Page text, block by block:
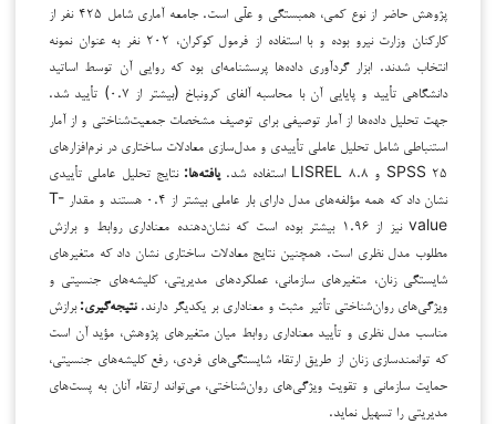
پژوهش حاضر از نوع کمی، همبستگی و علّی است. جامعه آماری شامل ۴۲۵ نفر از
کارکنان وزارت نیرو بوده و با استفاده از فرمول کوکران، ۲۰۲ نفر به عنوان نمونه
انتخاب شدند. ابزار گردآوری داده‌ها پرسشنامه‌ای بود که روایی آن توسط اساتید
دانشگاهی تأیید و پایایی آن با محاسبه آلفای کرونباخ (بیشتر از ۰.۷) تأیید شد.
جهت تحلیل داده‌ها از آمار توصیفی برای توصیف مشخصات جمعیت‌شناختی و از آمار
استنباطی شامل تحلیل عاملی تأییدی و مدل‌سازی معادلات ساختاری در نرم‌افزارهای
SPSS ۲۵ و LISREL ۸.۸ استفاده شد.
یافته‌ها: نتایج تحلیل عاملی تأییدی
نشان داد که همه مؤلفه‌های مدل دارای بار عاملی بیشتر از ۰.۴ هستند و مقدار T-
value نیز از ۱.۹۶ بیشتر بوده است که نشان‌دهنده معناداری روابط و برازش
مطلوب مدل نظری است. همچنین نتایج معادلات ساختاری نشان داد که متغیرهای
شایستگی زنان، متغیرهای سازمانی، عملکردهای مدیریتی، کلیشه‌های جنسیتی و
ویژگی‌های روان‌شناختی تأثیر مثبت و معناداری بر یکدیگر دارند.نتیجه‌گیری: برازش
مناسب مدل نظری و تأیید معناداری روابط میان متغیرهای پژوهش، مؤید آن است
که توانمندسازی زنان از طریق ارتقاء شایستگی‌های فردی، رفع کلیشه‌های جنسیتی،
حمایت سازمانی و تقویت ویژگی‌های روان‌شناختی، می‌تواند ارتقاء آنان به پست‌های
مدیریتی را تسهیل نماید.